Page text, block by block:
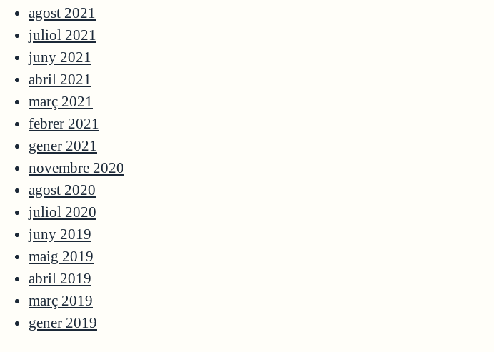
agost 2021
juliol 2021
juny 2021
abril 2021
març 2021
febrer 2021
gener 2021
novembre 2020
agost 2020
juliol 2020
juny 2019
maig 2019
abril 2019
març 2019
gener 2019